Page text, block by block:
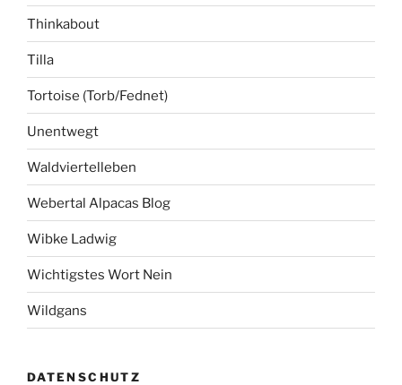
Thinkabout
Tilla
Tortoise (Torb/Fednet)
Unentwegt
Waldviertelleben
Webertal Alpacas Blog
Wibke Ladwig
Wichtigstes Wort Nein
Wildgans
DATENSCHUTZ